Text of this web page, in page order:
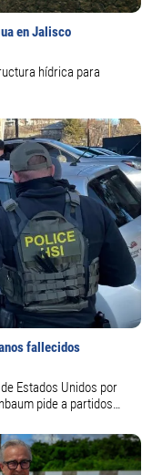
en Jalisco
hídrica para
fallecidos
Estados Unidos por
pide a partidos